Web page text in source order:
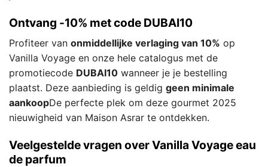
Ontvang -10% met code DUBAI10
Profiteer van onmiddellijke verlaging van 10% op
Vanilla Voyage en onze hele catalogus met de
promotiecode DUBAI10 wanneer je je bestelling
plaatst. Deze aanbieding is geldig geen minimale
aankoopDe perfecte plek om deze gourmet 2025
nieuwigheid van Maison Asrar te ontdekken.
Veelgestelde vragen over Vanilla Voyage eau
de parfum